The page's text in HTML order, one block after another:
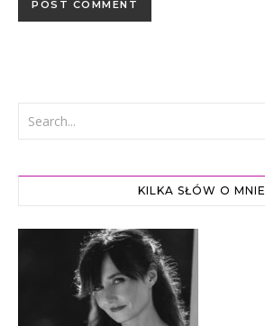
KILKA SŁÓW O MNIE